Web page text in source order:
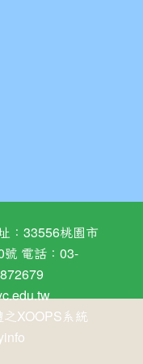
：33556桃園市
電話：03-
XOOPS系統